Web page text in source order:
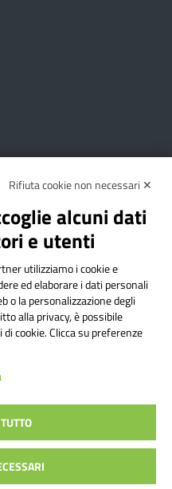
onlinePrivacy Policy
Note Legali
(TO) | P.E.O.:
| Cod. Meccanografico:
| Codice
SPA|Concept & Design by
Italia
Rifiuta cookie non necessari ✕
alcuni dati
e utenti
utilizziamo i cookie e
ed elaborare i dati personali
o la personalizzazione degli
alla privacy, è possibile
cookie. Clicca su preferenze